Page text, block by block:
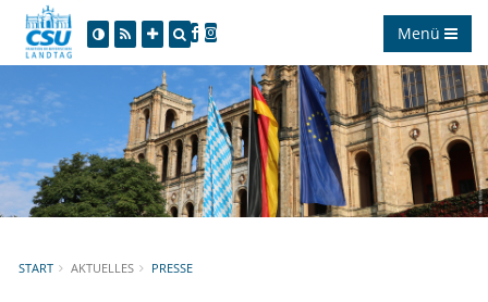
Menü
START AKTUELLES PRESSE